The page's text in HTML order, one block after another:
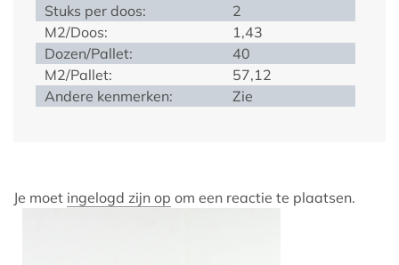
Stuks per doos:
2
M2/Doos:
1,43
Dozen/Pallet:
40
M2/Pallet:
57,12
Andere kenmerken:
Zie
Je moet ingelogd zijn op om een reactie te plaatsen.